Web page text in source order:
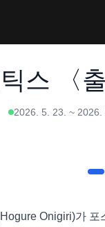
스 〈
2026. 5. 23. ~ 2026.
Onigiri)가